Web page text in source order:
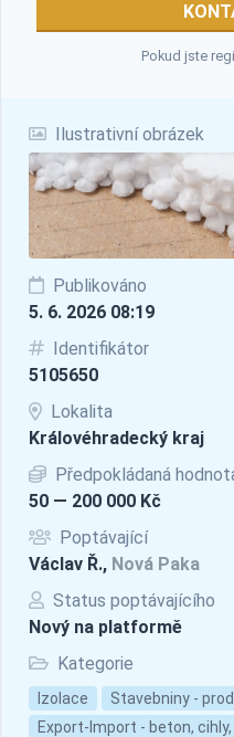
Ilustrativní obrázek
Publikováno
5. 6. 2026 08:19
Identifikátor
5105650
Lokalita
Královéhradecký kraj
Předpokládaná
50 — 200 000 Kč
Poptávající
Václav Ř., Nová Paka
Status poptávajícího
Nový na platformě
Kategorie
Izolace
Stavebniny -
Export-Import - beton,
Pokud jste